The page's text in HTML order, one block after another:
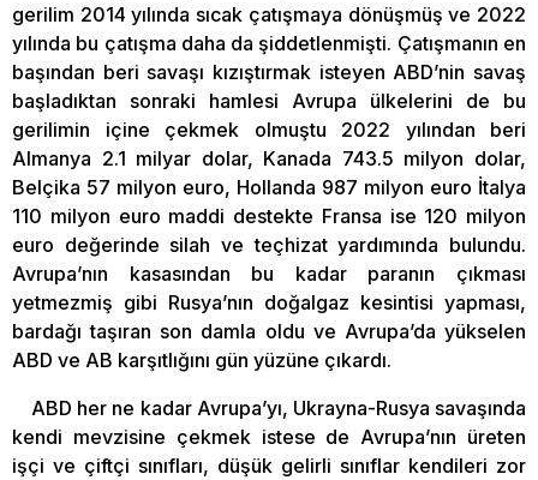
gerilim 2014 yılında sıcak çatışmaya dönüşmüş ve 2022
yılında bu çatışma daha da şiddetlenmişti. Çatışmanın en
başından beri savaşı kızıştırmak isteyen ABD’nin savaş
başladıktan sonraki hamlesi Avrupa ülkelerini de bu
gerilimin içine çekmek olmuştu 2022 yılından beri
Almanya 2.1 milyar dolar, Kanada 743.5 milyon dolar,
Belçika 57 milyon euro, Hollanda 987 milyon euro İtalya
110 milyon euro maddi destekte Fransa ise 120 milyon
euro değerinde silah ve teçhizat yardımında bulundu.
Avrupa’nın kasasından bu kadar paranın çıkması
yetmezmiş gibi Rusya’nın doğalgaz kesintisi yapması,
bardağı taşıran son damla oldu ve Avrupa’da yükselen
ABD ve AB karşıtlığını gün yüzüne çıkardı.
ABD her ne kadar Avrupa’yı, Ukrayna-Rusya savaşında
kendi mevzisine çekmek istese de Avrupa’nın üreten
işçi ve çiftçi sınıfları, düşük gelirli sınıflar kendileri zor